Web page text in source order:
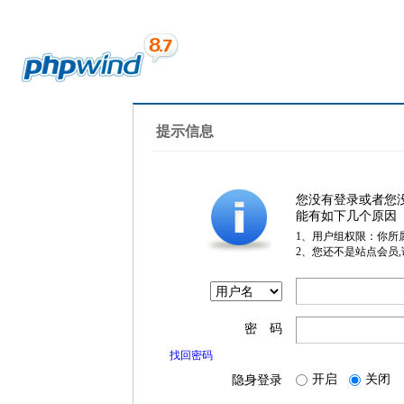
提示信息
您没有登录或者您
能有如下几个原因
1、用户组权限：你所
2、您还不是站点会员
密 码
找回密码
隐身登录 开启 关闭